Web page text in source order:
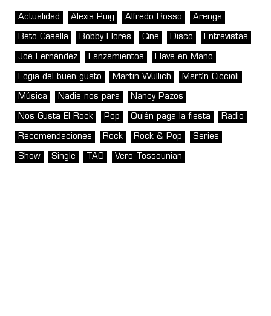
Actualidad Alexis Puig Alfredo Rosso Arenga
Beto Casella Bobby Flores Cine Disco Entrevistas
Joe Fernández Lanzamientos Llave en Mano
Logia del buen gusto Martin Wullich Martín Ciccioli
Música Nadie nos para Nancy Pazos
Nos Gusta El Rock Pop Quién paga la fiesta Radio
Recomendaciones Rock Rock & Pop Series
Show Single TAO Vero Tossounian